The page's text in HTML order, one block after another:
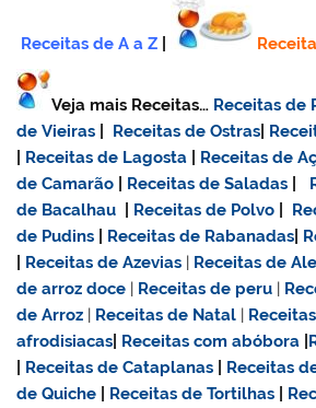
Receitas de A a Z
Veja mais Receitas… Receitas de
de Vieiras
Receitas de Ostras
Receitas de Lagosta Receitas de
de Camarão
Receitas de Saladas
de Bacalhau
Receitas de Polvo
de Pudins
Receitas de Rabanadas
Receitas de Azevias | Receitas de
dearroz doce | Receitas de peru |
de Arroz | Receitas de Natal |
afrodisiacas Receitas com abóbora
Receitas de Cataplanas Receitas
de Quiche
Receitas de Tortilhas